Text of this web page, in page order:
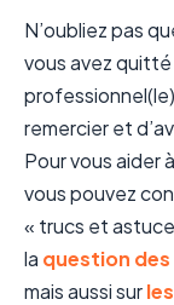
N’oubliez pas
vous avez
professionnel(le)
remercier et
Pour vous aider
vous pouvez
« trucs et
la question
mais aussi sur